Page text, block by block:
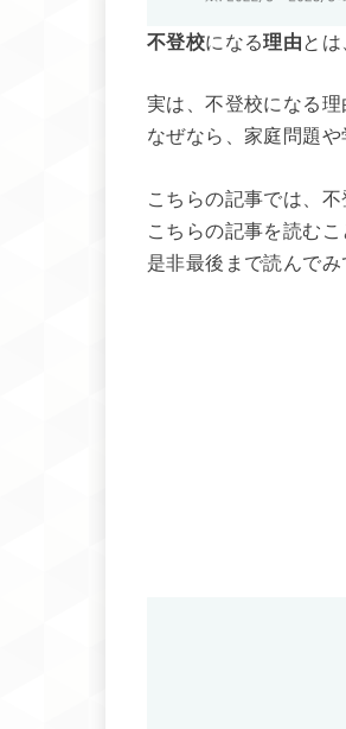
不登校になる理由と
実は、不登校になる理
なぜなら、家庭問題や
こちらの記事では、
こちらの記事を読む
是非最後まで読んでみ